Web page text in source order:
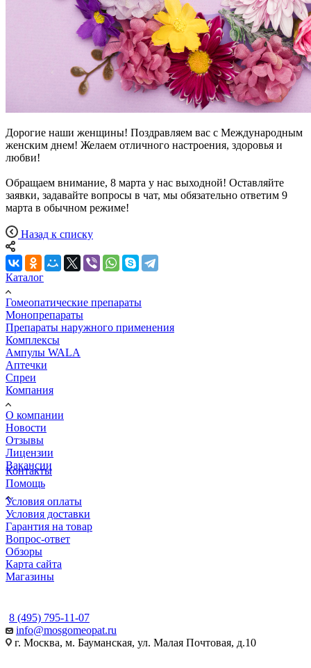
Дорогие наши женщины! Поздравляем вас с Международным
женским днем! Желаем отличного настроения, здоровья и
любви!
Обращаем внимание, 8 марта у нас выходной! Оставляйте
заявки, задавайте вопросы в чат, мы обязательно ответим 9
марта в обычном режиме!
Назад к списку
Каталог
Гомеопатические препараты
Монопрепараты
Препараты наружного применения
Комплексы
Ампулы WALA
Аптечки
Спреи
Компания
О компании
Новости
Отзывы
Лицензии
Вакансии
Контакты
Помощь
Условия оплаты
Условия доставки
Гарантия на товар
Вопрос-ответ
Обзоры
Карта сайта
Магазины
8 (495) 795-11-07
info@mosgomeopat.ru
г. Москва, м. Бауманская, ул. Малая Почтовая, д.10